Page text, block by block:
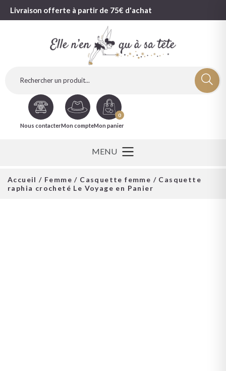
Livraison offerte à partir de 75€ d'achat
Nous contacterMon compte
0
Mon panier
Accueil / Femme / Casquette femme / Casquette
raphia crocheté Le Voyage en Panier